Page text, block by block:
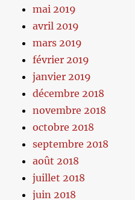
mai 2019
avril 2019
mars 2019
février 2019
janvier 2019
décembre 2018
novembre 2018
octobre 2018
septembre 2018
août 2018
juillet 2018
juin 2018